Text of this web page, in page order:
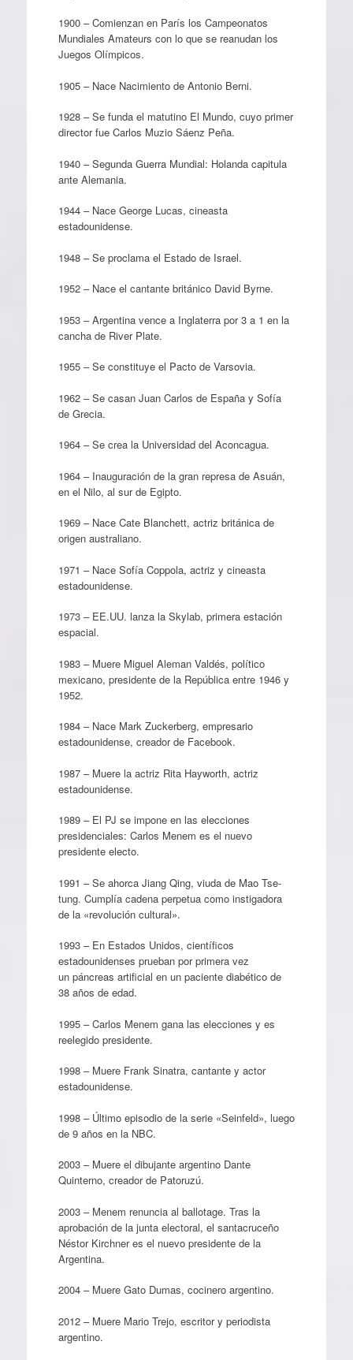
1900 – Comienzan en París los Campeonatos
Mundiales Amateurs con lo que se reanudan los
Juegos Olímpicos.
1905 – Nace Nacimiento de Antonio Berni.
1928 – Se funda el matutino El Mundo, cuyo primer
director fue Carlos Muzio Sáenz Peña.
1940 – Segunda Guerra Mundial: Holanda capitula
ante Alemania.
1944 – Nace George Lucas, cineasta
estadounidense.
1948 – Se proclama el Estado de Israel.
1952 – Nace el cantante británico David Byrne.
1953 – Argentina vence a Inglaterra por 3 a 1 en la
cancha de River Plate.
1955 – Se constituye el Pacto de Varsovia.
1962 – Se casan Juan Carlos de España y Sofía
de Grecia.
1964 – Se crea la Universidad del Aconcagua.
1964 – Inauguración de la gran represa de Asuán,
en el Nilo, al sur de Egipto.
1969 – Nace Cate Blanchett, actriz británica de
origen australiano.
1971 – Nace Sofía Coppola, actriz y cineasta
estadounidense.
1973 – EE.UU. lanza la Skylab, primera estación
espacial.
1983 – Muere Miguel Aleman Valdés, político
mexicano, presidente de la República entre 1946 y
1952.
1984 – Nace Mark Zuckerberg, empresario
estadounidense, creador de Facebook.
1987 – Muere la actriz Rita Hayworth, actriz
estadounidense.
1989 – El PJ se impone en las elecciones
presidenciales: Carlos Menem es el nuevo
presidente electo.
1991 – Se ahorca Jiang Qing, viuda de Mao Tse-
tung. Cumplía cadena perpetua como instigadora
de la «revolución cultural».
1993 – En Estados Unidos, científicos
estadounidenses prueban por primera vez
un páncreas artificial en un paciente diabético de
38 años de edad.
1995 – Carlos Menem gana las elecciones y es
reelegido presidente.
1998 – Muere Frank Sinatra, cantante y actor
estadounidense.
1998 – Último episodio de la serie «Seinfeld», luego
de 9 años en la NBC.
2003 – Muere el dibujante argentino Dante
Quinterno, creador de Patoruzú.
2003 – Menem renuncia al ballotage. Tras la
aprobación de la junta electoral, el santacruceño
Néstor Kirchner es el nuevo presidente de la
Argentina.
2004 – Muere Gato Dumas, cocinero argentino.
2012 – Muere Mario Trejo, escritor y periodista
argentino.